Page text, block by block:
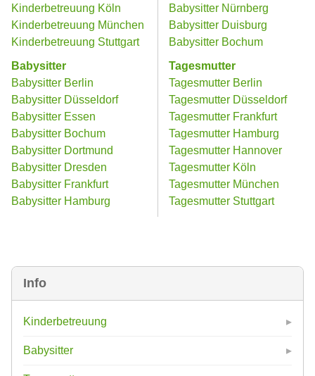
Info
Kinderbetreuung
Babysitter
Kinderbetreuung Köln
Kinderbetreuung München
Kinderbetreuung Stuttgart
Babysitter
Babysitter Berlin
Babysitter Düsseldorf
Babysitter Essen
Babysitter Bochum
Babysitter Dortmund
Babysitter Dresden
Babysitter Frankfurt
Babysitter Hamburg
Babysitter Nürnberg
Babysitter Duisburg
Babysitter Bochum
Tagesmutter
Tagesmutter Berlin
Tagesmutter Düsseldorf
Tagesmutter Frankfurt
Tagesmutter Hamburg
Tagesmutter Hannover
Tagesmutter Köln
Tagesmutter München
Tagesmutter Stuttgart